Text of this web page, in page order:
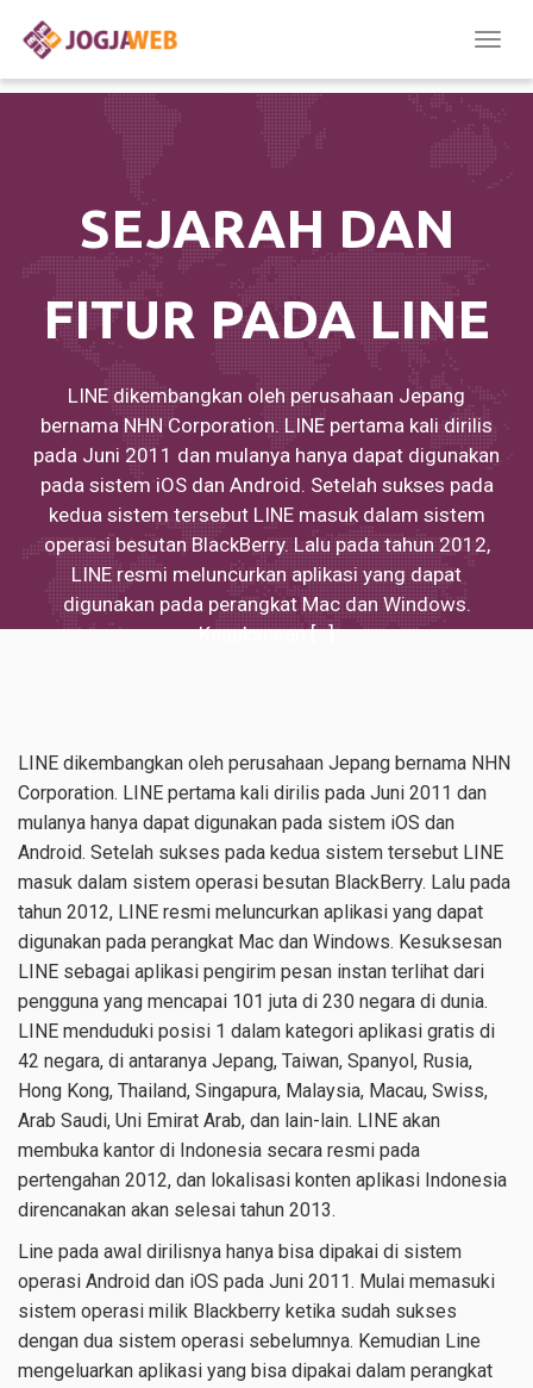
SEJARAH DAN
FITUR PADA LINE
LINE dikembangkan oleh perusahaan Jepang
bernama NHN Corporation. LINE pertama kali dirilis
pada Juni 2011 dan mulanya hanya dapat digunakan
pada sistem iOS dan Android. Setelah sukses pada
kedua sistem tersebut LINE masuk dalam sistem
operasi besutan BlackBerry. Lalu pada tahun 2012,
LINE resmi meluncurkan aplikasi yang dapat
digunakan pada perangkat Mac dan Windows.
Kesuksesan […]
LINE dikembangkan oleh perusahaan Jepang bernama NHN
Corporation. LINE pertama kali dirilis pada Juni 2011 dan
mulanya hanya dapat digunakan pada sistem iOS dan
Android. Setelah sukses pada kedua sistem tersebut LINE
masuk dalam sistem operasi besutan BlackBerry. Lalu pada
tahun 2012, LINE resmi meluncurkan aplikasi yang dapat
digunakan pada perangkat Mac dan Windows. Kesuksesan
LINE sebagai aplikasi pengirim pesan instan terlihat dari
pengguna yang mencapai 101 juta di 230 negara di dunia.
LINE menduduki posisi 1 dalam kategori aplikasi gratis di
42 negara, di antaranya Jepang, Taiwan, Spanyol, Rusia,
Hong Kong, Thailand, Singapura, Malaysia, Macau, Swiss,
Arab Saudi, Uni Emirat Arab, dan lain-lain. LINE akan
membuka kantor di Indonesia secara resmi pada
pertengahan 2012, dan lokalisasi konten aplikasi Indonesia
direncanakan akan selesai tahun 2013.
Line pada awal dirilisnya hanya bisa dipakai di sistem
operasi Android dan iOS pada Juni 2011. Mulai memasuki
sistem operasi milik Blackberry ketika sudah sukses
dengan dua sistem operasi sebelumnya. Kemudian Line
mengeluarkan aplikasi yang bisa dipakai dalam perangkat